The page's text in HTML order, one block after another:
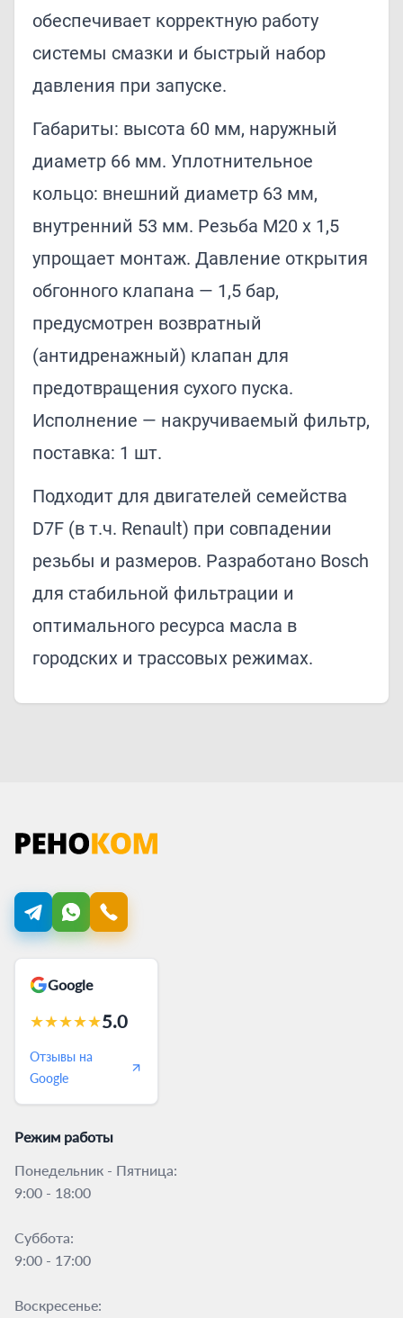
обеспечивает корректную работу
системы смазки и быстрый набор
давления при запуске.
Габариты: высота 60 мм, наружный
диаметр 66 мм. Уплотнительное
кольцо: внешний диаметр 63 мм,
внутренний 53 мм. Резьба M20 x 1,5
упрощает монтаж. Давление открытия
обгонного клапана — 1,5 бар,
предусмотрен возвратный
(антидренажный) клапан для
предотвращения сухого пуска.
Исполнение — накручиваемый фильтр,
поставка: 1 шт.
Подходит для двигателей семейства
D7F (в т.ч. Renault) при совпадении
резьбы и размеров. Разработано Bosch
для стабильной фильтрации и
оптимального ресурса масла в
городских и трассовых режимах.
Google
★★★★★5.0
Отзывы на
Google
Режим работы
Понедельник - Пятница:
9:00 - 18:00
Суббота:
9:00 - 17:00
Воскресенье: